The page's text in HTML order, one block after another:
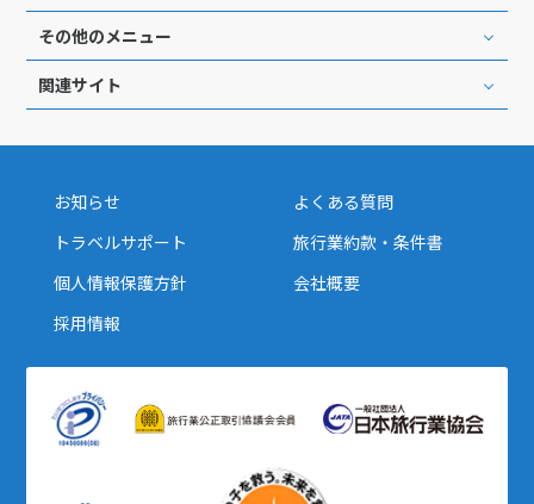
その他のメニュー
関連サイト
お知らせ
よくある質問
トラベルサポート
旅行業約款・条件書
個人情報保護方針
会社概要
採用情報